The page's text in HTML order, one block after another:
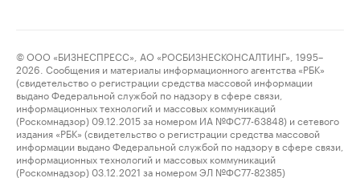
© ООО «БИЗНЕСПРЕСС», АО «РОСБИЗНЕСКОНСАЛТИНГ», 1995–
2026. Сообщения и материалы информационного агентства «РБК»
(свидетельство о регистрации средства массовой информации
выдано Федеральной службой по надзору в сфере связи,
информационных технологий и массовых коммуникаций
(Роскомнадзор) 09.12.2015 за номером ИА №ФС77-63848) и сетевого
издания «РБК» (свидетельство о регистрации средства массовой
информации выдано Федеральной службой по надзору в сфере связи,
информационных технологий и массовых коммуникаций
(Роскомнадзор) 03.12.2021 за номером ЭЛ №ФС77-82385)